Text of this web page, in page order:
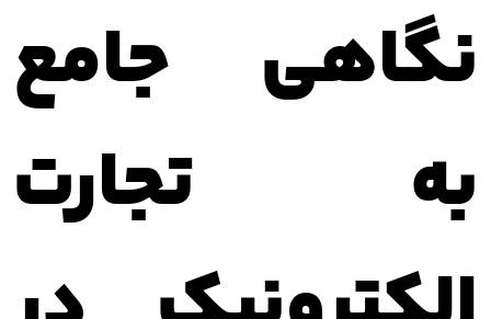
نگاهی جامع
به تجارت